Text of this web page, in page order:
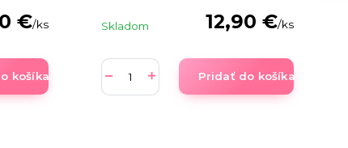
€/ks
košíka
12,90 €/ks
Skladom
Pridať do košíka